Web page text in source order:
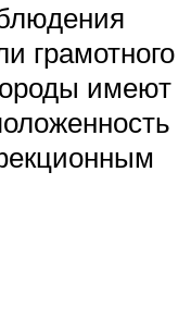
грамотного
имеют